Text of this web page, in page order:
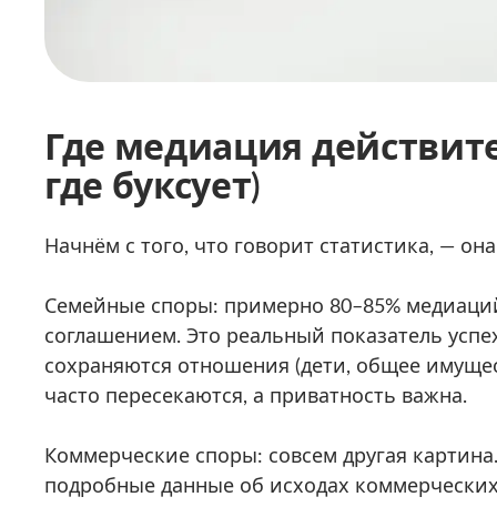
Где медиация
где буксует)
Начнём с того, что говорит статистика, —
Семейные споры: примерно 80–85%
соглашением. Это реальный показатель
сохраняются отношения (дети, общее
часто пересекаются, а приватность важна.
Коммерческие споры: совсем другая
подробные данные об исходах